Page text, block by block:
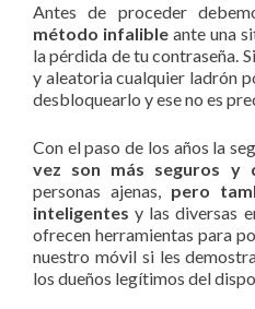
Antes de proceder
método infalible ante una
la pérdida de tu contraseña.
y aleatoria cualquier ladrón
desbloquearlo y ese no es
Con el paso de los años la
vez son más seguros y
personas ajenas, pero
inteligentes y las diversas
ofrecen herramientas para
nuestro móvil si les
los dueños legítimos del